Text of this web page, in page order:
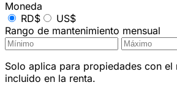
Moneda
RD$
US$
Rango de mantenimiento mensual
Solo aplica para propiedades con el
incluido en la renta.